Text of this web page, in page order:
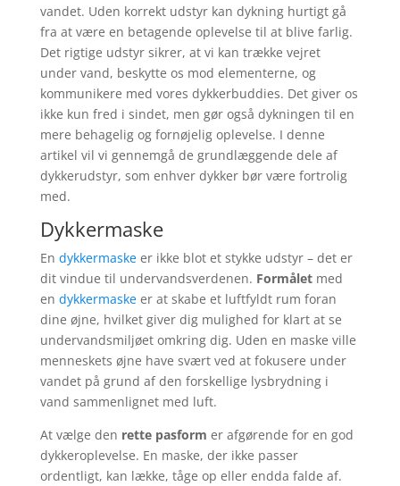
vandet. Uden korrekt udstyr kan dykning hurtigt gå
fra at være en betagende oplevelse til at blive farlig.
Det rigtige udstyr sikrer, at vi kan trække vejret
under vand, beskytte os mod elementerne, og
kommunikere med vores dykkerbuddies. Det giver os
ikke kun fred i sindet, men gør også dykningen til en
mere behagelig og fornøjelig oplevelse. I denne
artikel vil vi gennemgå de grundlæggende dele af
dykkerudstyr, som enhver dykker bør være fortrolig
med.
Dykkermaske
En dykkermaskeer ikke blot et stykke udstyr – det er
dit vindue til undervandsverdenen. Formåletmed
en dykkermaskeer at skabe et luftfyldt rum foran
dine øjne, hvilket giver dig mulighed for klart at se
undervandsmiljøet omkring dig. Uden en maske ville
menneskets øjne have svært ved at fokusere under
vandet på grund af den forskellige lysbrydning i
vand sammenlignet med luft.
At vælge den rette pasform er afgørende for en god
dykkeroplevelse. En maske, der ikke passer
ordentligt, kan lække, tåge op eller endda falde af.